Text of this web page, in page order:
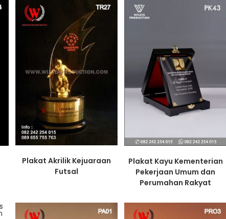
Plakat Akrilik Kejuaraan
Futsal
Plakat Kayu Kementerian
Pekerjaan Umum dan
Perumahan Rakyat